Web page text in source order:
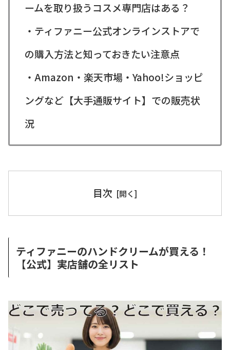
ームを取り扱うコスメ専門店はある？
・ティファニー公式オンラインストアで
の購入方法と知っておきたい注意点
・Amazon・楽天市場・Yahoo!ショッピ
ングなど【大手通販サイト】での販売状
況
目次
ティファニーのハンドクリームが買える！
【公式】実店舗の全リスト